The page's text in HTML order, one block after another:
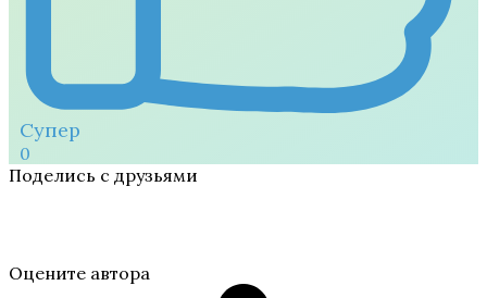
Супер
0
Поделись с друзьями
Оцените автора